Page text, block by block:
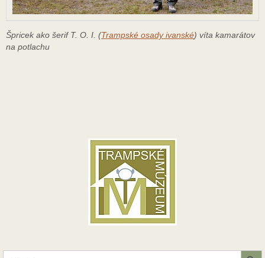
Špricek ako šerif T. O. I. (Trampské osady ivanské) víta kamarátov
na potlachu
Search
Search Button